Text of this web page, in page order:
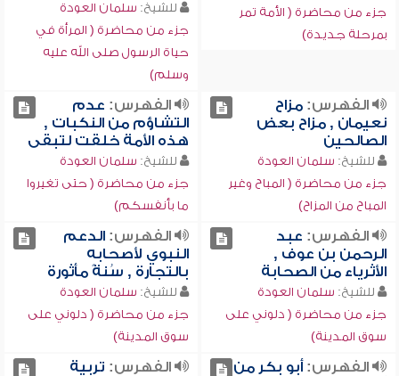
جزء من محاضرة ( الأمة تمر
بمرحلة جديدة)
للشيخ: سلمان العودة
جزء من محاضرة ( المرأة في
حياة الرسول صلى الله عليه
وسلم)
الفهرس:مزاح
نعيمان , مزاح بعض
الصالحين
للشيخ: سلمان العودة
جزء من محاضرة ( المباح وغير
المباح من المزاح)
الفهرس: عدم
التشاؤم من النكبات ,
هذه الأمة خلقت لتبقى
للشيخ: سلمان العودة
جزء من محاضرة ( حتى تغيروا
ما بأنفسكم)
الفهرس: عبد
الرحمن بن عوف ,
الأثرياء من الصحابة
للشيخ: سلمان العودة
جزء من محاضرة ( دلوني على
سوق المدينة)
الفهرس:الدعم
النبوي لأصحابه
بالتجارة , سُنةً مأثورة
للشيخ: سلمان العودة
جزء من محاضرة ( دلوني على
سوق المدينة)
الفهرس:أبو بكر من
الفهرس: تربية